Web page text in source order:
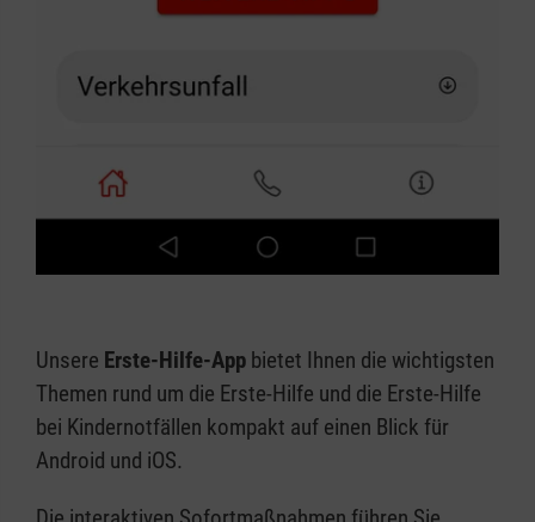
Unsere Erste-Hilfe-App bietet Ihnen die wichtigsten
Themen rund um die Erste-Hilfe und die Erste-Hilfe
bei Kindernotfällen kompakt auf einen Blick für
Android und iOS.